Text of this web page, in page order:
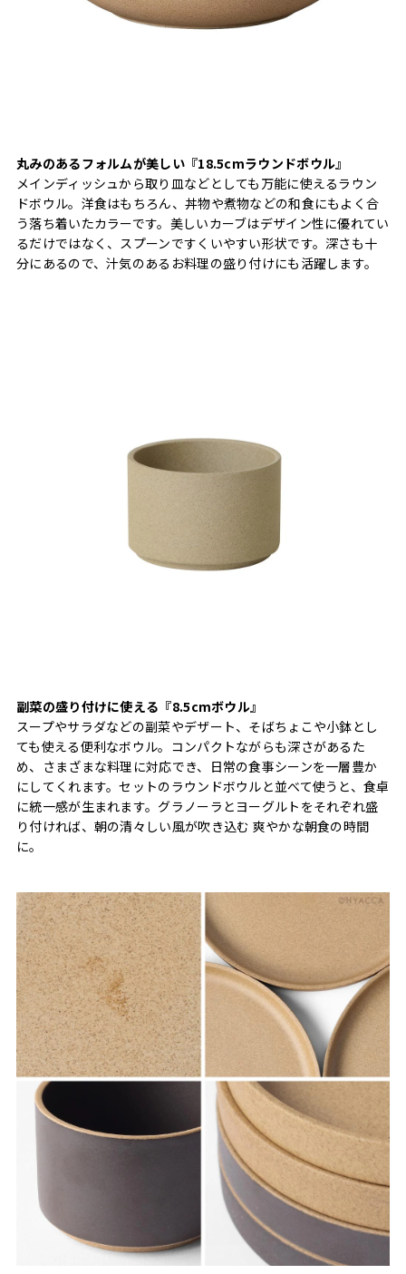
丸みのあるフォルムが美しい『18.5cmラウンドボウル』
メインディッシュから取り皿などとしても万能に使えるラウン
ドボウル。洋食はもちろん、丼物や煮物などの和食にもよく合
う落ち着いたカラーです。美しいカーブはデザイン性に優れてい
るだけではなく、スプーンですくいやすい形状です。深さも十
分にあるので、汁気のあるお料理の盛り付けにも活躍します。
副菜の盛り付けに使える『8.5cmボウル』
スープやサラダなどの副菜やデザート、そばちょこや小鉢とし
ても使える便利なボウル。コンパクトながらも深さがあるた
め、さまざまな料理に対応でき、日常の食事シーンを一層豊か
にしてくれます。セットのラウンドボウルと並べて使うと、食卓
に統一感が生まれます。グラノーラとヨーグルトをそれぞれ盛
り付ければ、朝の清々しい風が吹き込む 爽やかな朝食の時間
に。